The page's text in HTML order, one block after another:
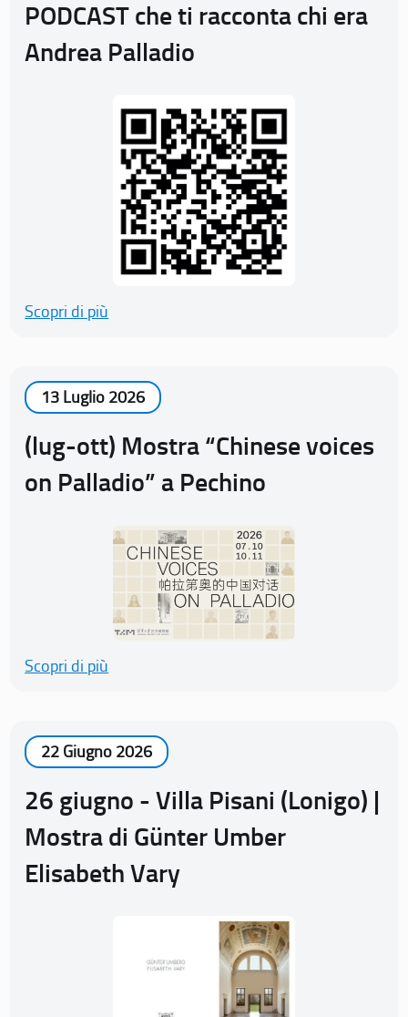
PODCAST che ti racconta chi era
Andrea Palladio
Scopri di più
13 Luglio 2026
(lug-ott) Mostra “Chinese voices
on Palladio” a Pechino
Scopri di più
22 Giugno 2026
26 giugno - Villa Pisani (Lonigo) |
Mostra di Günter Umber
Elisabeth Vary